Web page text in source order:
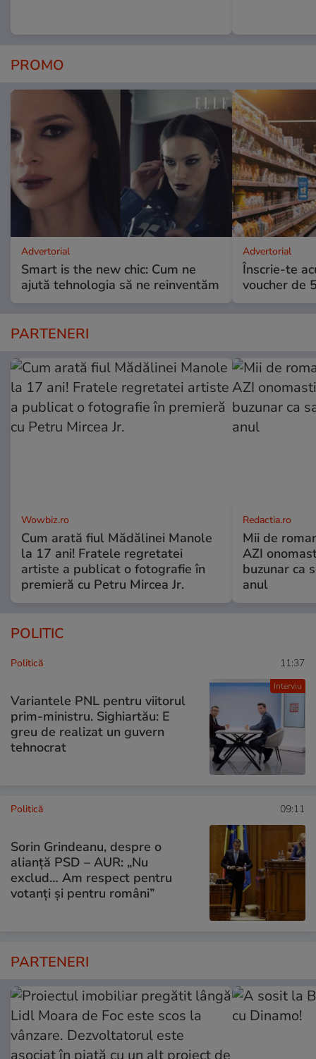
PROMO
Advertorial
Smart is the new chic: Cum ne
ajută tehnologia să ne reinventăm
Advertorial
Înscrie-te
voucher de
PARTENERI
Wowbiz.ro
Cum arată fiul Mădălinei Manole
la 17 ani! Fratele regretatei
artiste a publicat o fotografie în
premieră cu Petru Mircea Jr.
Redactia.ro
Mii de
AZI
buzunar ca
anul
POLITIC
Interviu
Politică 11:37
Variantele PNL pentru viitorul
prim-ministru. Sighiartău: E
greu de realizat un guvern
tehnocrat
Politică 09:11
Sorin Grindeanu, despre o
alianță PSD – AUR: „Nu
exclud… Am respect pentru
votanți și pentru români”
PARTENERI